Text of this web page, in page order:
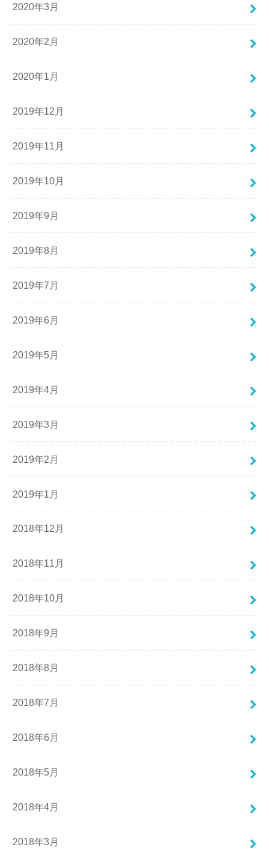
2020年3月
2020年2月
2020年1月
2019年12月
2019年11月
2019年10月
2019年9月
2019年8月
2019年7月
2019年6月
2019年5月
2019年4月
2019年3月
2019年2月
2019年1月
2018年12月
2018年11月
2018年10月
2018年9月
2018年8月
2018年7月
2018年6月
2018年5月
2018年4月
2018年3月